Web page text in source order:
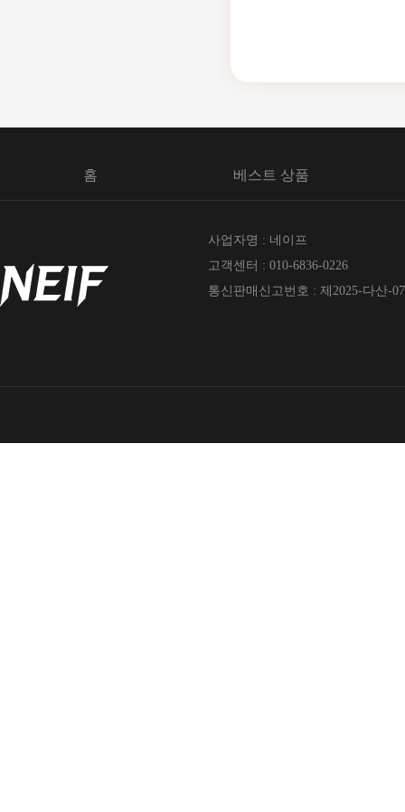
홈 베스트 상품
사업자명 : 네이프
고객센터 : 010-6836-0226
통신판매신고번호 : 제2025-다산-